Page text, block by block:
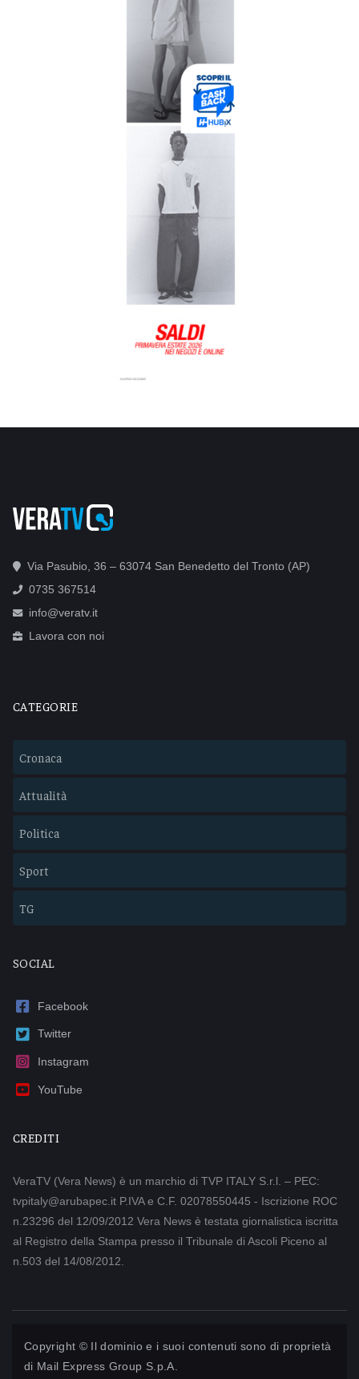
Via Pasubio, 36 – 63074 San Benedetto del Tronto (AP)
0735 367514
info@veratv.it
Lavora con noi
CATEGORIE
Cronaca
Attualità
Politica
Sport
TG
SOCIAL
Facebook
Twitter
Instagram
YouTube
CREDITI
VeraTV (Vera News) è un marchio di TVP ITALY S.r.l. – PEC:
tvpitaly@arubapec.it P.IVA e C.F. 02078550445 - Iscrizione ROC
n.23296 del 12/09/2012 Vera News è testata giornalistica iscritta
al Registro della Stampa presso il Tribunale di Ascoli Piceno al
n.503 del 14/08/2012.
Copyright © Il dominio e i suoi contenuti sono di proprietà
di Mail Express Group S.p.A.